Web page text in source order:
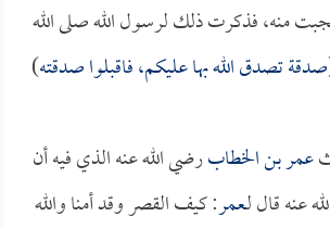
منه، فذكرت ذلك لرسول الله صلى الله
صدقة تصدق الله بها عليكم، فاقبلوا صدقته)
عمر بن الخطابرضي الله عنه الذي فيه أن
عنه قال لـعمر: كيف القصر وقد أمنا والله